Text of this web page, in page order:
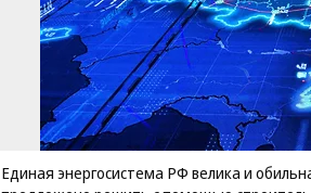
Единая энергосистема РФ велика и